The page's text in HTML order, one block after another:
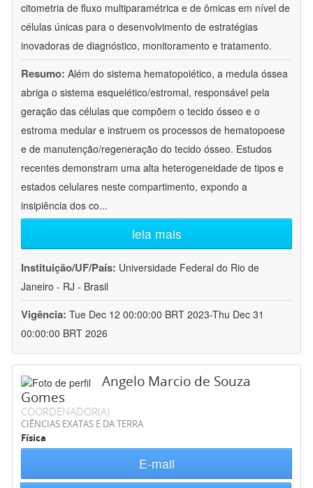
citometria de fluxo multiparamétrica e de ômicas em nível de
células únicas para o desenvolvimento de estratégias
inovadoras de diagnóstico, monitoramento e tratamento.
Resumo: Além do sistema hematopoiético, a medula óssea
abriga o sistema esquelético/estromal, responsável pela
geração das células que compõem o tecido ósseo e o
estroma medular e instruem os processos de hematopoese
e de manutenção/regeneração do tecido ósseo. Estudos
recentes demonstram uma alta heterogeneidade de tipos e
estados celulares neste compartimento, expondo a
insipiência dos co...
leia mais
Instituição/UF/País: Universidade Federal do Rio de
Janeiro - RJ - Brasil
Vigência: Tue Dec 12 00:00:00 BRT 2023-Thu Dec 31
00:00:00 BRT 2026
Angelo Marcio de Souza
Gomes
COORDENADOR(A)
CIÊNCIAS EXATAS E DA TERRA
Física
E-mail